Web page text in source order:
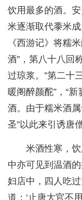
饮用最多的酒。
米逐渐取代黍米
《西游记》将糯
酒”，第八十八回
过琼浆。”第二十
暖阁醉颜酡”，“
酒。由于糯米酒
圣”以此来引诱唐
米酒性寒，
中亦可见到温酒
妇店中，四人吃过
道：‘止唐大官不